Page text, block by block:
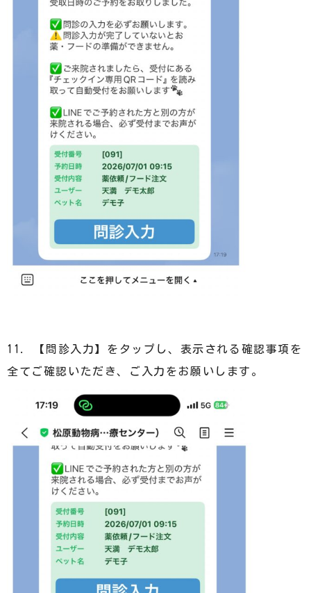
11. 【問診入力】をタップし、表示される確認事項を
全てご確認いただき、ご入力をお願いします。